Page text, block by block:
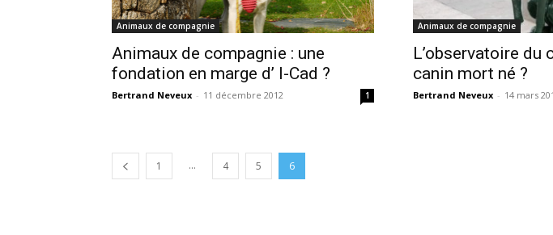
Animaux de compagnie
Animaux de compagnie : une
fondation en marge d’ I-Cad ?
Bertrand Neveux - 11 décembre 2012 1
Animaux de compagnie
L’observatoire du
canin mort né ?
Bertrand Neveux - 14 mars
1 ... 4 5 6